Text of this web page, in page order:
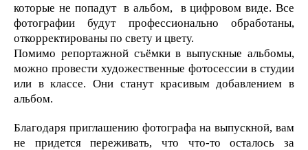
которые не попадут в альбом, в цифровом виде. Все
фотографии будут профессионально обработаны,
откорректированы по свету и цвету.
Помимо репортажной съёмки в выпускные альбомы,
можно провести художественные фотосессии в студии
или в классе. Они станут красивым добавлением в
альбом.
Благодаря приглашению фотографа на выпускной, вам
не придется переживать, что что-то осталось за